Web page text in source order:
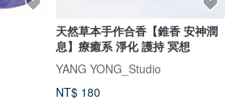
天然草本手作合香【錐香 安神潤
息】療癒系 淨化 護持 冥想
YANG YONG_Studio
NT$ 180